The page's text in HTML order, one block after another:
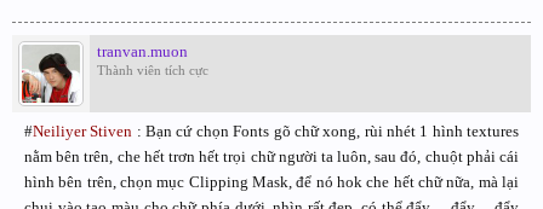
tranvan.muon
Thành viên tích cực
#Neiliyer Stiven : Bạn cứ chọn Fonts gõ chữ xong, rùi nhét 1 hình textures
nằm bên trên, che hết trơn hết trọi chữ người ta luôn, sau đó, chuột phải cái
hình bên trên, chọn mục Clipping Mask, để nó hok che hết chữ nữa, mà lại